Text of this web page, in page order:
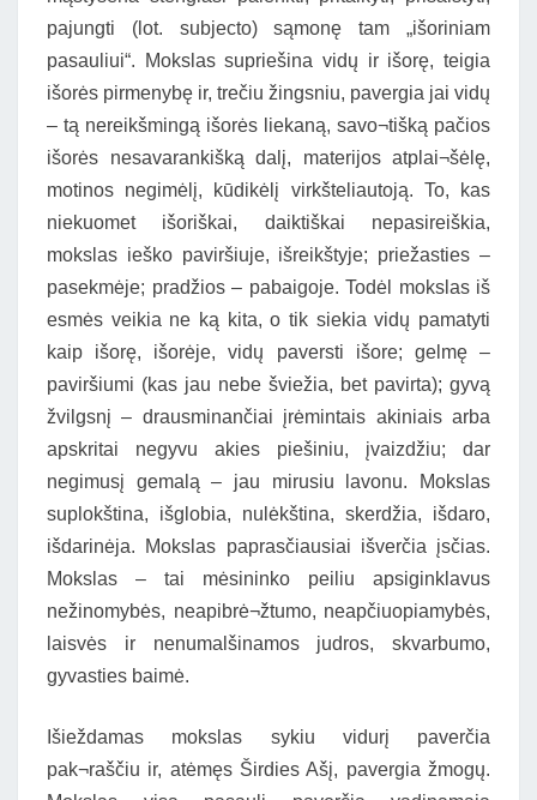
pajungti (lot. subjecto) sąmonę tam „išoriniam
pasauliui“. Mokslas supriešina vidų ir išorę, teigia
išorės pirmenybę ir, trečiu žingsniu, pavergia jai vidų
– tą nereikšmingą išorės liekaną, savo¬tišką pačios
išorės nesavarankišką dalį, materijos atplai¬šėlę,
motinos negimėlį, kūdikėlį virkšteliautoją. To, kas
niekuomet išoriškai, daiktiškai nepasireiškia,
mokslas ieško paviršiuje, išreikštyje; priežasties –
pasekmėje; pradžios – pabaigoje. Todėl mokslas iš
esmės veikia ne ką kita, o tik siekia vidų pamatyti
kaip išorę, išorėje, vidų paversti išore; gelmę –
paviršiumi (kas jau nebe šviežia, bet pavirta); gyvą
žvilgsnį – drausminančiai įrėmintais akiniais arba
apskritai negyvu akies piešiniu, įvaizdžiu; dar
negimusį gemalą – jau mirusiu lavonu. Mokslas
suplokština, išglobia, nulėkština, skerdžia, išdaro,
išdarinėja. Mokslas paprasčiausiai išverčia įsčias.
Mokslas – tai mėsininko peiliu apsiginklavus
nežinomybės, neapibrė¬žtumo, neapčiuopiamybės,
laisvės ir nenumalšinamos judros, skvarbumo,
gyvasties baimė.
Išieždamas mokslas sykiu vidurį paverčia
pak¬raščiu ir, atėmęs Širdies Ašį, pavergia žmogų.